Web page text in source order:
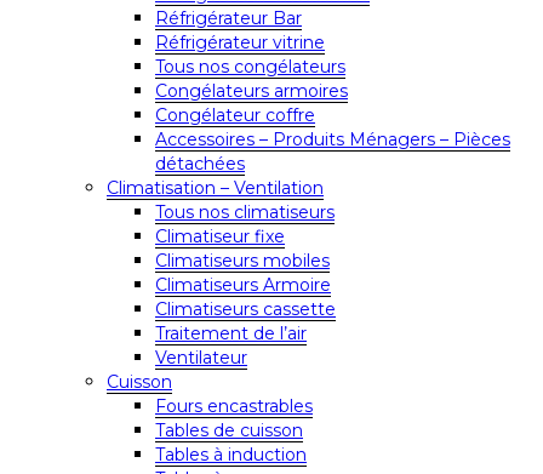
Réfrigérateur Bar
Réfrigérateur vitrine
Tous nos congélateurs
Congélateurs armoires
Congélateur coffre
Accessoires – Produits Ménagers – Pièces
détachées
Climatisation – Ventilation
Tous nos climatiseurs
Climatiseur fixe
Climatiseurs mobiles
Climatiseurs Armoire
Climatiseurs cassette
Traitement de l’air
Ventilateur
Cuisson
Fours encastrables
Tables de cuisson
Tables à induction